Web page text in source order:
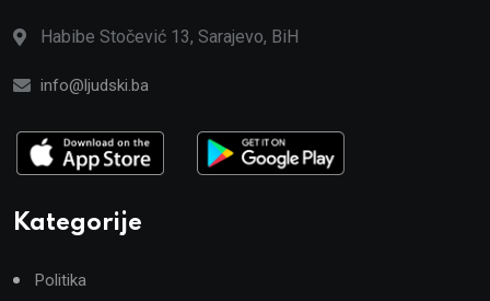
Habibe Stočević 13, Sarajevo, BiH
info@ljudski.ba
Kategorije
Politika